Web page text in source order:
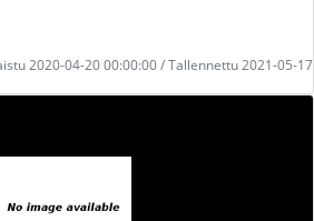
2020-04-20 00:00:00 / Tallennettu 2021-05-17